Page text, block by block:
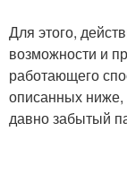
Для этого,
возможности и
работающего
описанных ниже,
давно забытый